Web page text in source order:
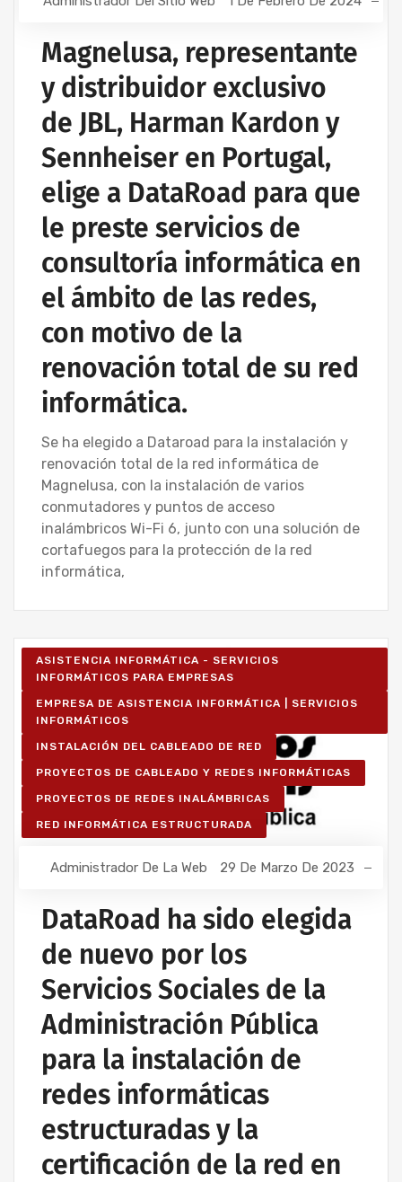
Magnelusa, representante
y distribuidor exclusivo
de JBL, Harman Kardon y
Sennheiser en Portugal,
elige a DataRoad para que
le preste servicios de
consultoría informática en
el ámbito de las redes,
con motivo de la
renovación total de su red
informática.
Se ha elegido a Dataroad para la instalación y
renovación total de la red informática de
Magnelusa, con la instalación de varios
conmutadores y puntos de acceso
inalámbricos Wi-Fi 6, junto con una solución de
cortafuegos para la protección de la red
informática,
ASISTENCIA INFORMÁTICA - SERVICIOS
INFORMÁTICOS PARA EMPRESAS
EMPRESA DE ASISTENCIA INFORMÁTICA | SERVICIOS
INFORMÁTICOS
INSTALACIÓN DEL CABLEADO DE RED
PROYECTOS DE CABLEADO Y REDES INFORMÁTICAS
PROYECTOS DE REDES INALÁMBRICAS
RED INFORMÁTICA ESTRUCTURADA
Administrador De La Web 29 De Marzo De 2023
DataRoad ha sido elegida
de nuevo por los
Servicios Sociales de la
Administración Pública
para la instalación de
redes informáticas
estructuradas y la
certificación de la red en